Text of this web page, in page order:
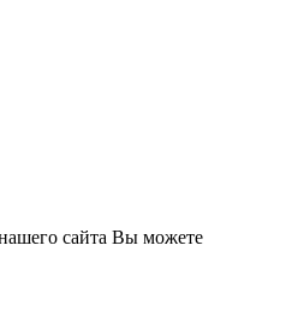
сайта Вы можете